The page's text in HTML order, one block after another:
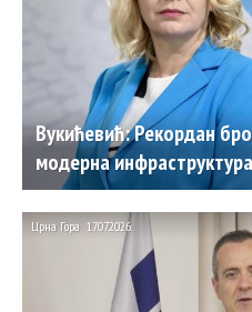
Вукићевић: Рекордан
модерна инфраструктура
Црна Гора 17.07.2026.